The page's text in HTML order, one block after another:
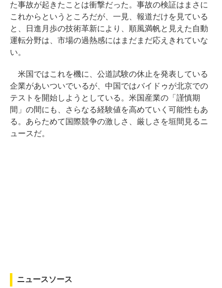
た事故が起きたことは衝撃だった。事故の検証はまさに
これからというところだが、一見、報道だけを見ている
と、日進月歩の技術革新により、順風満帆と見えた自動
運転分野は、市場の過熱感にはまだまだ応えきれていな
い。
米国ではこれを機に、公道試験の休止を発表している
企業があいついでいるが、中国ではバイドゥが北京での
テストを開始しようとしている。米国産業の「謹慎期
間」の間にも、さらなる経験値を高めていく可能性もあ
る。あらためて国際競争の激しさ、厳しさを垣間見るニ
ュースだ。
ニュースソース